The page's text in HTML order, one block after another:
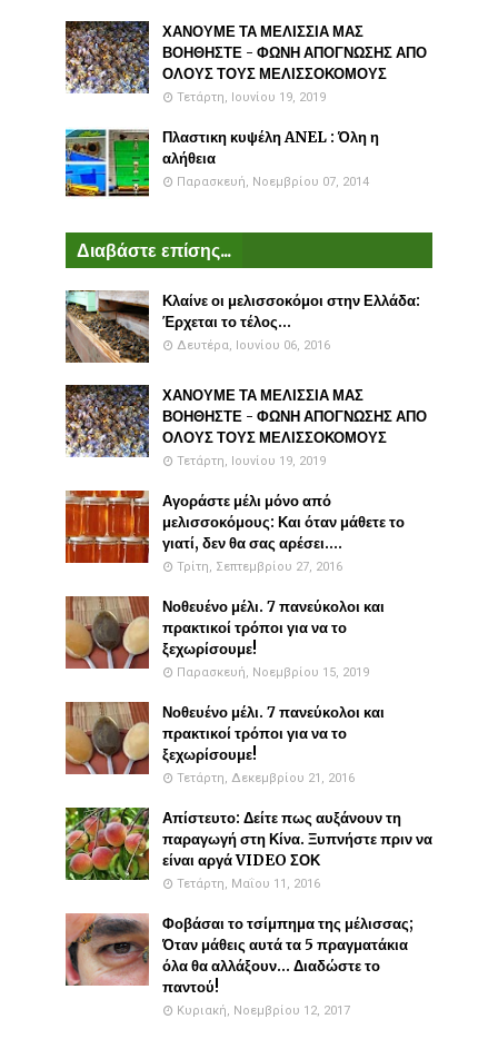
ΧΑΝΟΥΜΕ ΤΑ ΜΕΛΙΣΣΙΑ ΜΑΣ
ΒΟΗΘΗΣΤΕ - ΦΩΝΗ ΑΠΟΓΝΩΣΗΣ ΑΠΟ
ΟΛΟΥΣ ΤΟΥΣ ΜΕΛΙΣΣΟΚΟΜΟΥΣ
Τετάρτη, Ιουνίου 19, 2019
Πλαστικη κυψέλη ANEL : Όλη η
αλήθεια
Παρασκευή, Νοεμβρίου 07, 2014
Διαβάστε επίσης...
Κλαίνε οι μελισσοκόμοι στην Ελλάδα:
Έρχεται το τέλος...
Δευτέρα, Ιουνίου 06, 2016
ΧΑΝΟΥΜΕ ΤΑ ΜΕΛΙΣΣΙΑ ΜΑΣ
ΒΟΗΘΗΣΤΕ - ΦΩΝΗ ΑΠΟΓΝΩΣΗΣ ΑΠΟ
ΟΛΟΥΣ ΤΟΥΣ ΜΕΛΙΣΣΟΚΟΜΟΥΣ
Τετάρτη, Ιουνίου 19, 2019
Αγοράστε μέλι μόνο από
μελισσοκόμους: Και όταν μάθετε το
γιατί, δεν θα σας αρέσει....
Τρίτη, Σεπτεμβρίου 27, 2016
Νοθευένο μέλι. 7 πανεύκολοι και
πρακτικοί τρόποι για να το
ξεχωρίσουμε!
Παρασκευή, Νοεμβρίου 15, 2019
Νοθευένο μέλι. 7 πανεύκολοι και
πρακτικοί τρόποι για να το
ξεχωρίσουμε!
Τετάρτη, Δεκεμβρίου 21, 2016
Απίστευτο: Δείτε πως αυξάνουν τη
παραγωγή στη Κίνα. Ξυπνήστε πριν να
είναι αργά VIDEO ΣΟΚ
Τετάρτη, Μαΐου 11, 2016
Φοβάσαι το τσίμπημα της μέλισσας;
Όταν μάθεις αυτά τα 5 πραγματάκια
όλα θα αλλάξουν... Διαδώστε το
παντού!
Κυριακή, Νοεμβρίου 12, 2017